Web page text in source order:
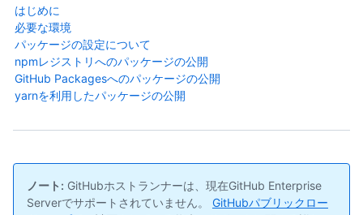
はじめに
必要な環境
パッケージの設定について
npmレジストリへのパッケージの公開
GitHub Packagesへのパッケージの公開
yarnを利用したパッケージの公開
ノート: GitHubホストランナーは、現在GitHub Enterprise
Serverでサポートされていません。 GitHubパブリックロー